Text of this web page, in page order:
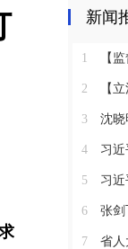
新闻
1 【
2 【立
3 沈晓明主
4 习
5 习
6 张剑
7 省人大